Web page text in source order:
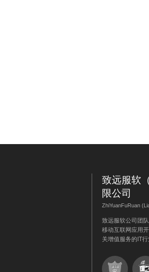
致远服软
限公司
ZhiYuanFuRuan
致远服软公司团
移动互联网应用
关增值服务的IT